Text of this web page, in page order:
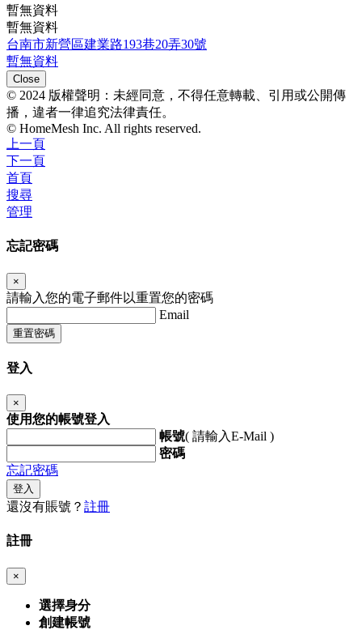
暫無資料
暫無資料
台南市新營區建業路193巷20弄30號
暫無資料
Close
© 2024 版權聲明：未經同意，不得任意轉載、引用或公開傳
播，違者一律追究法律責任。
© HomeMesh Inc. All rights reserved.
上一頁
下一頁
首頁
搜尋
管理
忘記密碼
×
請輸入您的電子郵件以重置您的密碼
Email
重置密碼
登入
×
使用您的帳號登入
帳號( 請輸入E-Mail )
密碼
忘記密碼
登入
還沒有賬號？ 註冊
註冊
×
選擇身分
創建帳號